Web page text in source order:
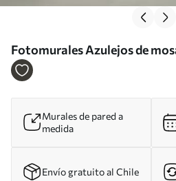
Fotomurales Azulejos de
u96289
Murales de pared a
medida
Envío gratuito al Chile